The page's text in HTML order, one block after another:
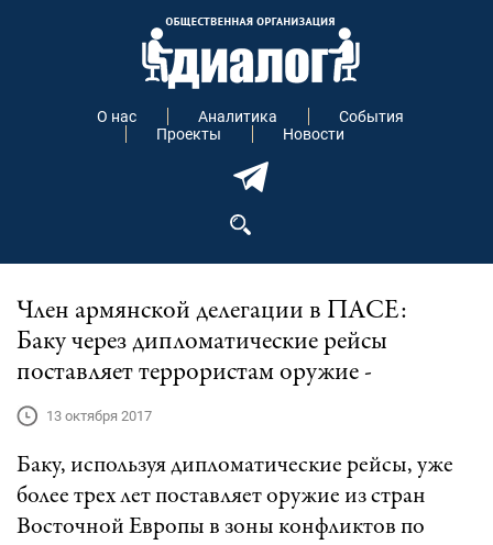
О нас Аналитика
События
Проекты
Новости
Член армянской делегации в ПАСЕ:
Баку через дипломатические рейсы
поставляет террористам оружие -
13 октября 2017
Баку, используя дипломатические рейсы, уже
более трех лет поставляет оружие из стран
Восточной Европы в зоны конфликтов по